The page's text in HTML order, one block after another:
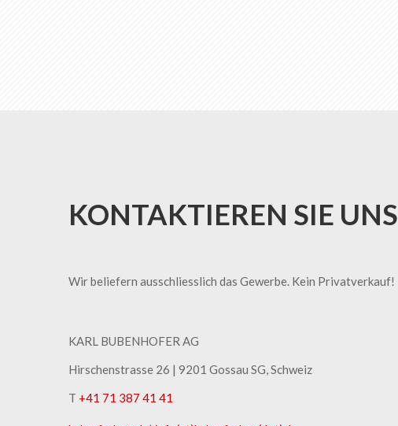
KONTAKTIEREN SIE UNS
Wir beliefern ausschliesslich das Gewerbe. Kein Privatverkauf!
KARL BUBENHOFER AG
Hirschenstrasse 26 | ​9201 Gossau SG, Schweiz
T +41 71 387 41 41